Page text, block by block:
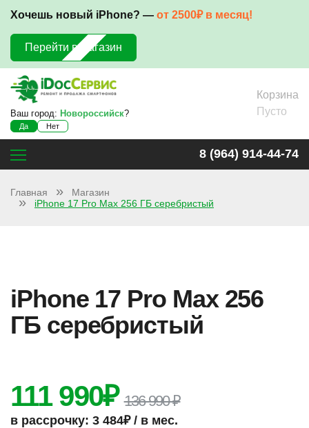
Хочешь новый iPhone? — от 2500₽ в месяц!
Перейти в магазин
Ваш город: Новороссийск?
Да Нет
Корзина
Пусто
8 (964) 914-44-74
Главная
Магазин
iPhone 17 Pro Max 256 ГБ серебристый
iPhone 17 Pro Max 256
ГБ серебристый
111 990₽ 136 990 ₽
в рассрочку: 3 484₽ / в мес.